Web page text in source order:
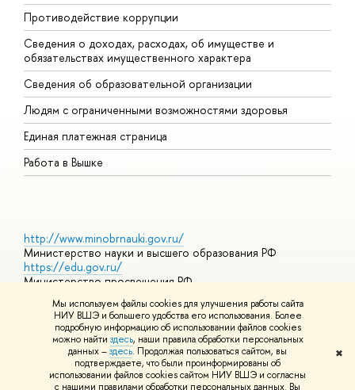
Мы используем файлы cookies для улучшения работы сайта
НИУ ВШЭ и большего удобства его использования. Более
подробную информацию об использовании файлов cookies
можно найти здесь, наши правила обработки персональных
данных –здесь. Продолжая пользоваться сайтом, вы
подтверждаете, что были проинформированы об
использовании файлов cookies сайтом НИУ ВШЭ и согласны
с нашими правилами обработки персональных данных. Вы
✖
Противодействие коррупции
Сведения о доходах, расходах, об имуществе и
обязательствах имущественного характера
Сведения об образовательной организации
Людям с ограниченными возможностями здоровья
Единая платежная страница
Работа в Вышке
http://www.minobrnauki.gov.ru/
Министерство науки и высшего образования РФ
https://edu.gov.ru/
Министерство просвещения РФ
https://elearning.hse.ru/mooc
Массовые открытые онлайн-курсы
© НИУ ВШЭ 1993–2026 Адреса и контактыУсловия
использования материалов Политика конфиденциальности